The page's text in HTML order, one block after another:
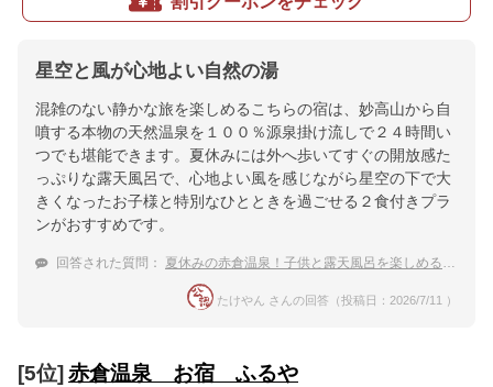
星空と風が心地よい自然の湯
混雑のない静かな旅を楽しめるこちらの宿は、妙高山から自
噴する本物の天然温泉を１００％源泉掛け流しで２４時間い
つでも堪能できます。夏休みには外へ歩いてすぐの開放感た
っぷりな露天風呂で、心地よい風を感じながら星空の下で大
きくなったお子様と特別なひとときを過ごせる２食付きプラ
ンがおすすめです。
回答された質問： 夏休みの赤倉温泉！子供と露天風呂を楽しめる宿のおすすめは？
たけやん さんの回答（投稿日：2026/7/11 ）
[5位]赤倉温泉 お宿 ふるや